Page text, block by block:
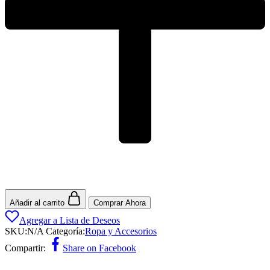
Añadir al carrito Comprar Ahora
Agregar a Lista de Deseos
SKU:N/A Categoría:Ropa y Accesorios
Compartir:
Share on Facebook